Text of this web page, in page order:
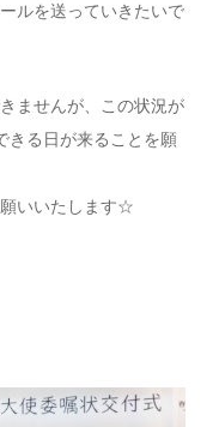
ルを送っていきたいで
ませんが、この状況が
きる日が来ることを願
いいたします☆